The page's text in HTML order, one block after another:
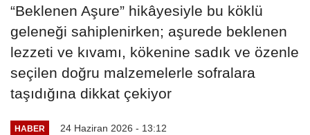
“Beklenen Aşure” hikâyesiyle bu köklü
geleneği sahiplenirken; aşurede beklenen
lezzeti ve kıvamı, kökenine sadık ve özenle
seçilen doğru malzemelerle sofralara
taşıdığına dikkat çekiyor
HABER 24 Haziran 2026 - 13:12